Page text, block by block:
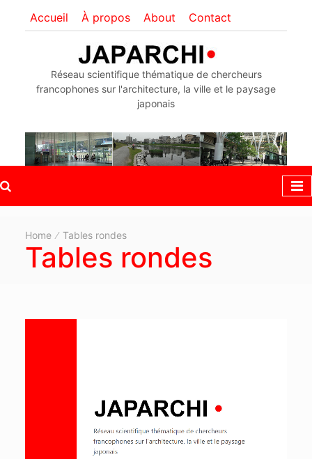
Accueil À propos About Contact
Réseau scientifique thématique de chercheurs
francophones sur l'architecture, la ville et le paysage
japonais
Home Tables rondes
Tables rondes